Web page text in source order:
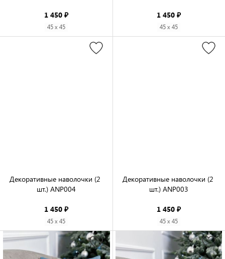
1 450 ₽
45 x 45
1 450 ₽
45 x 45
Декоративные наволочки (2
шт.) ANP004
1 450 ₽
45 x 45
Декоративные наволочки (2
шт.) ANP003
1 450 ₽
45 x 45